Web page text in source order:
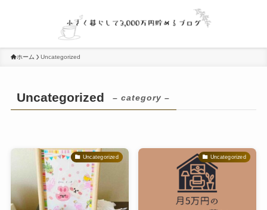
ホーム Uncategorized
Uncategorized – category –
Uncategorized Uncategorized